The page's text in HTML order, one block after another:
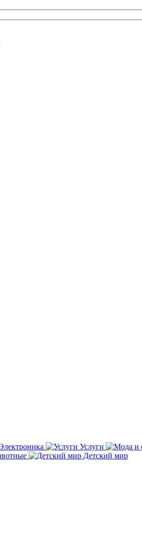
Услуги
Детский мир